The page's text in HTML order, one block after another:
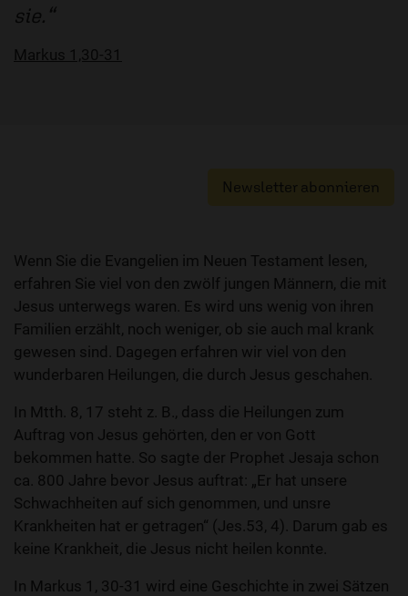
sie.
Markus 1,30-31
Newsletter abonnieren
Wenn Sie die Evangelien im Neuen Testament lesen,
erfahren Sie viel von den zwölf jungen Männern, die mit
Jesus unterwegs waren. Es wird uns wenig von ihren
Familien erzählt, noch weniger, ob sie auch mal krank
gewesen sind. Dagegen erfahren wir viel von den
wunderbaren Heilungen, die durch Jesus geschahen.
In Mtth. 8, 17 steht z. B., dass die Heilungen zum
Auftrag von Jesus gehörten, den er von Gott
bekommen hatte. So sagte der Prophet Jesaja schon
ca. 800 Jahre bevor Jesus auftrat: „Er hat unsere
Schwachheiten auf sich genommen, und unsre
Krankheiten hat er getragen“ (Jes.53, 4). Darum gab es
keine Krankheit, die Jesus nicht heilen konnte.
In Markus 1, 30-31 wird eine Geschichte in zwei Sätzen